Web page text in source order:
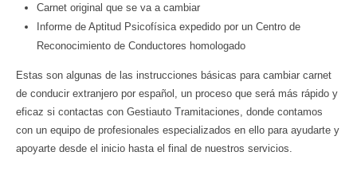
Carnet original que se va a cambiar
Informe de Aptitud Psicofísica expedido por un Centro de
Reconocimiento de Conductores homologado
Estas son algunas de las instrucciones básicas para cambiar carnet
de conducir extranjero por español, un proceso que será más rápido y
eficaz si contactas con Gestiauto Tramitaciones, donde contamos
con un equipo de profesionales especializados en ello para ayudarte y
apoyarte desde el inicio hasta el final de nuestros servicios